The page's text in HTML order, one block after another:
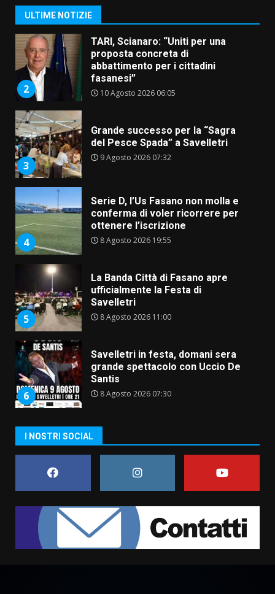
ULTIME NOTIZIE
1
2
TARI, Scianaro: “Uniti per una
proposta concreta di
abbattimento per i cittadini
fasanesi”
10 Agosto 2026 06:05
3
Grande successo per la “Sagra
del Pesce Spada” a Savelletri
9 Agosto 2026 07:32
4
Serie D, l’Us Fasano non molla e
conferma di voler ricorrere per
ottenere l’iscrizione
8 Agosto 2026 19:55
5
La Banda Città di Fasano apre
ufficialmente la Festa di
Savelletri
8 Agosto 2026 11:00
6
Savelletri in festa, domani sera
grande spettacolo con Uccio De
Santis
8 Agosto 2026 07:30
Politiche Giovanili e Mobilità
Sostenibile: premiati gli studenti
8 Agosto 2026 07:15
1
porto per Uccio De Santis: la
voce di Antonella Losavio
incanta la piazza
I NOSTRI SOCIAL